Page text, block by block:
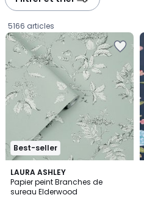
5166 articles
Best-seller
LAURA ASHLEY
Papier peint Branches de
sureau Elderwood
5
/
5
4
Couleurs